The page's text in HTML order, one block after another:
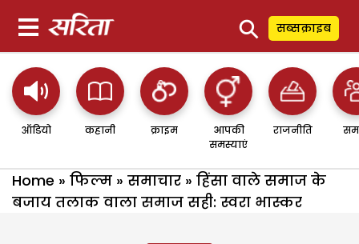
⚲ सब्सक्राइब
ऑडियो कहानी क्राइम
आपकी
समस्याएं
राजनीति
Home » फिल्म » समाचार » हिंसा वाले समाज के
बजाय तलाक वाला समाज सही: स्वरा भास्कर